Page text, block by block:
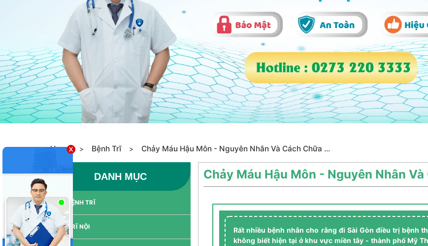
Home > Bệnh Trĩ > Chảy Máu Hậu Môn - Nguyên Nhân Và Cách Chữa ...
DANH MỤC
BỆNH TRĨ
TRĨ NỘI
Chảy Máu Hậu Môn - Nguyên Nhân
Rất nhiều bệnh nhân cho rằng đi Sài Gòn điều trị bệnh
không biết hiện tại ở khu vực miền tây - thành phố Mỹ